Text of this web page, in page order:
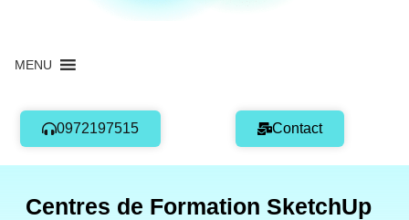
MENU
0972197515 Contact
Centres de Formation SketchUp